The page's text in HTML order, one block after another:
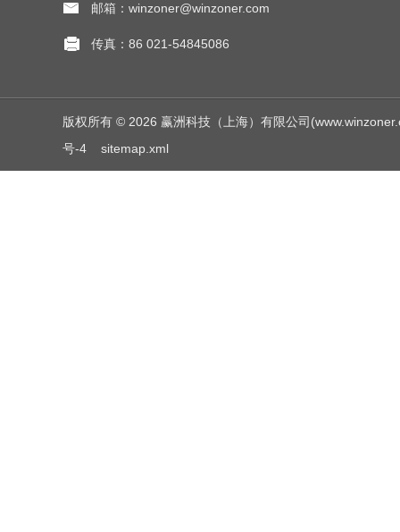
邮箱：winzoner@winzoner.com
传真：86 021-54845086
版权所有 © 2026 赢洲科技（上海）有限公司
号-4
sitemap.xml